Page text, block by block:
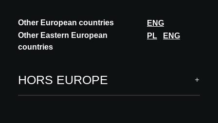
Other European countries
ENG
Other Eastern European
countries
PL ENG
HORS EUROPE
ARCHITECTURAL METALS
ARCHITECTURAL METALS